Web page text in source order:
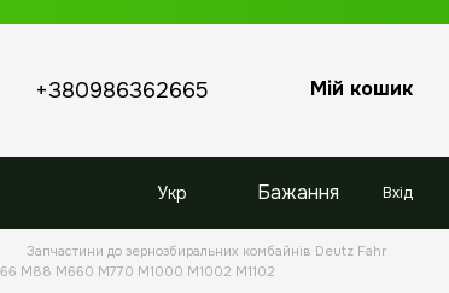
+380986362665 Мій кошик
Укр Бажання Вхід
Запчастини до зернозбиральних комбайнів Deutz Fahr
M88 M660 M770 M1000 M1002 M1102